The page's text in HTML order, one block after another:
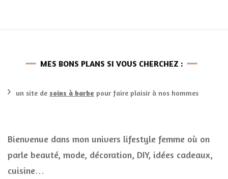
MES BONS PLANS SI VOUS CHERCHEZ :
un site de soins à barbe pour faire plaisir à nos hommes
Bienvenue dans mon univers lifestyle femme où on
parle beauté, mode, décoration, DIY, idées cadeaux,
cuisine…